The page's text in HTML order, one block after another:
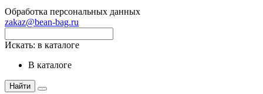
Обработка персональных данных
zakaz@bean-bag.ru
Искать: в каталоге
в каталоге
Найти